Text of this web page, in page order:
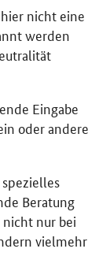
nicht eine
werden
Eingabe
oder andere
Beratung
nur bei
vielmehr